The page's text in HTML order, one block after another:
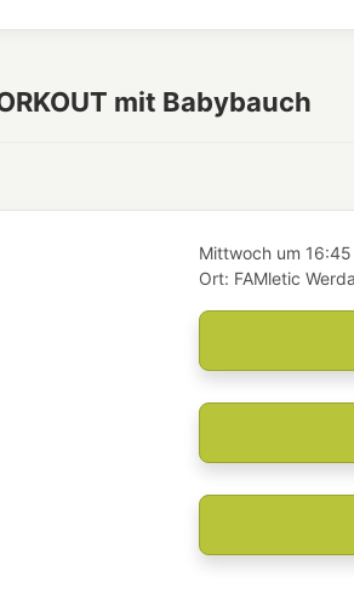
mit Babybauch
Mittwoch um
Ort: FAMletic